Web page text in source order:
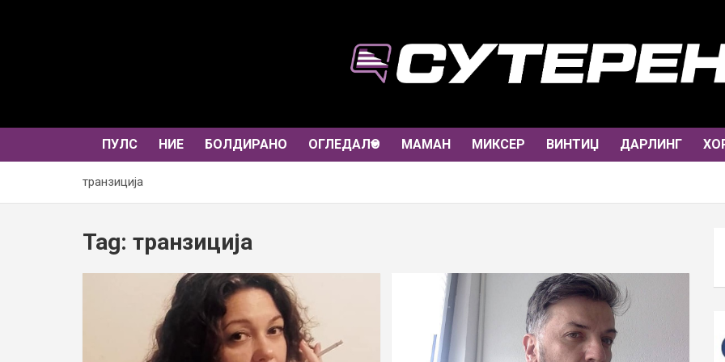
ПУЛС НИЕ БОЛДИРАНО ОГЛЕДАЛО МАМАН МИКСЕР ВИНТИЏ ДАРЛИНГ
транзиција
Tag: транзиција